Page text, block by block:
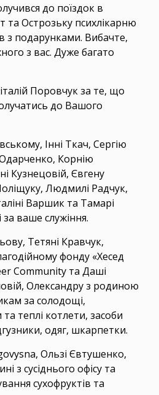
до поїздок в
та Острозьку психлікарню
з подарунками. Вибачте,
з вас. Дуже багато
Поровчук за те, що
до Вашого
Інні Ткач, Сергію
Корнію
Кузнецовій, Євгену
Людмилі Радчук,
Варшик та Тамарі
ваше служіння.
Тетяні Кравчук,
фонду «Хесед
Community та Даші
Олександру з родиною
за солодощі,
теплі котлети, засоби
одяг, шкарпетки.
Ользі Євтушенко,
з сусіднього офісу та
сухофруктів та